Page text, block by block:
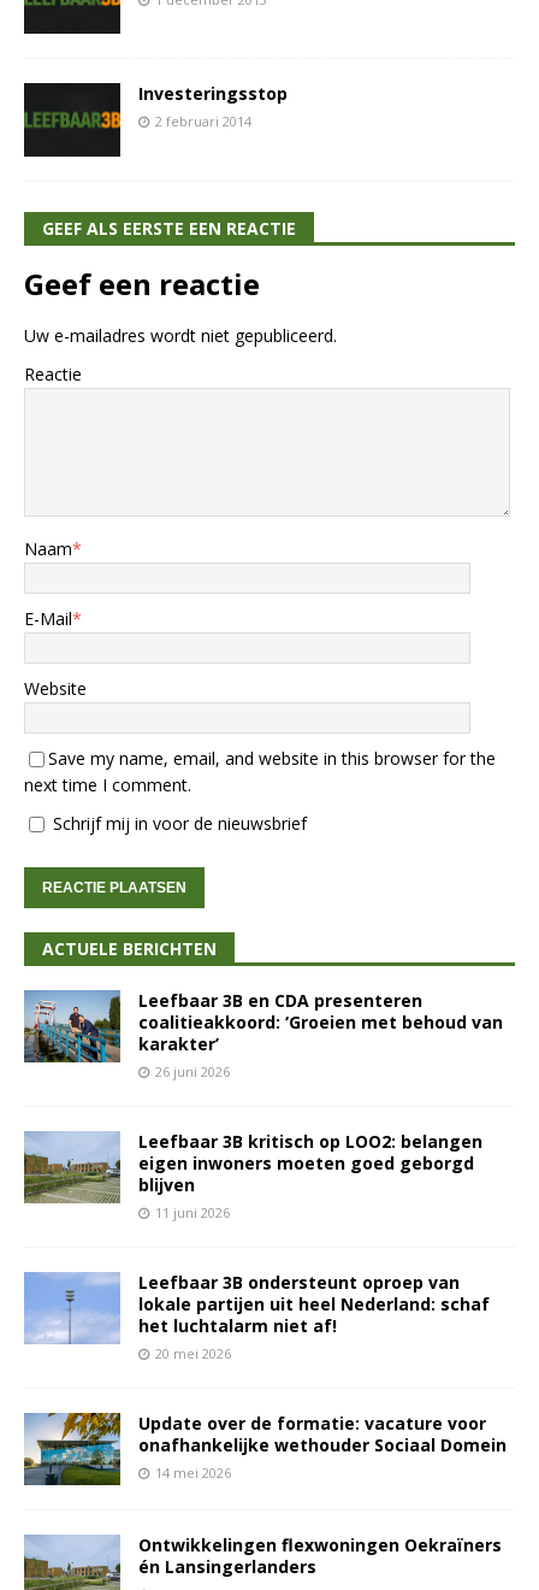
Investeringsstop
2 februari 2014
GEEF ALS EERSTE EEN REACTIE
Geef een reactie
Uw e-mailadres wordt niet gepubliceerd.
Reactie
Naam*
E-Mail*
Website
Save my name, email, and website in this browser for the
next time I comment.
Schrijf mij in voor de nieuwsbrief
ACTUELE BERICHTEN
Leefbaar 3B en CDA presenteren
coalitieakkoord: ‘Groeien met behoud van
karakter’
26 juni 2026
Leefbaar 3B kritisch op LOO2: belangen
eigen inwoners moeten goed geborgd
blijven
11 juni 2026
Leefbaar 3B ondersteunt oproep van
lokale partijen uit heel Nederland: schaf
het luchtalarm niet af!
20 mei 2026
Update over de formatie: vacature voor
onafhankelijke wethouder Sociaal Domein
14 mei 2026
Ontwikkelingen flexwoningen Oekraïners
én Lansingerlanders